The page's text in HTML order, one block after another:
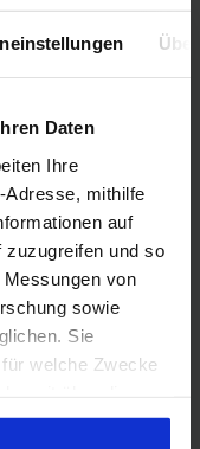
Daten
Ihre
Adresse, mithilfe
auf
zuzugreifen und so
von
sowie
Sie
welche Zwecke
auf das Privacy
erhalten beim Kauf
erhöht.
mit RTX 5070